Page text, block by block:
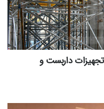
تجهیزات داربست و